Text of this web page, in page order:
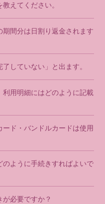
えてください。
期間分は日割り返金されます
していない」と出ます。
用明細にはどのように記載
ド・バンドルカードは使用
ように手続きすればよいで
必要ですか？